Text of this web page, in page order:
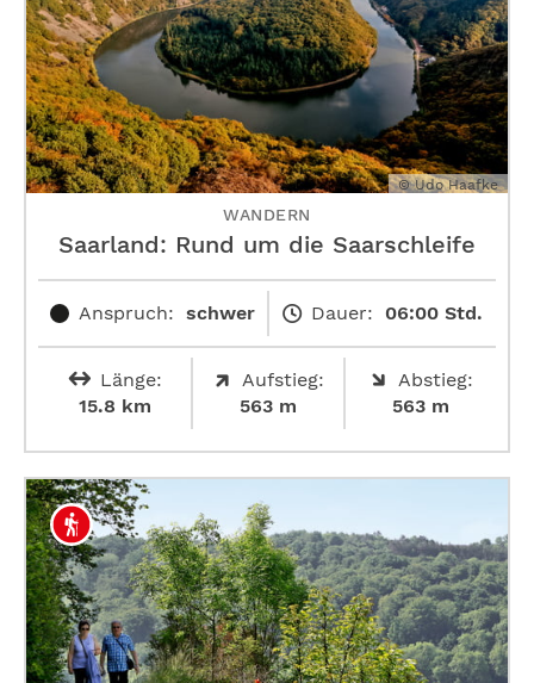
© Udo Haafke
WANDERN
Saarland: Rund um die Saarschleife
Anspruch: schwer Dauer: 06:00 Std.
Länge:
15.8 km
Aufstieg:
563 m
Abstieg:
563 m